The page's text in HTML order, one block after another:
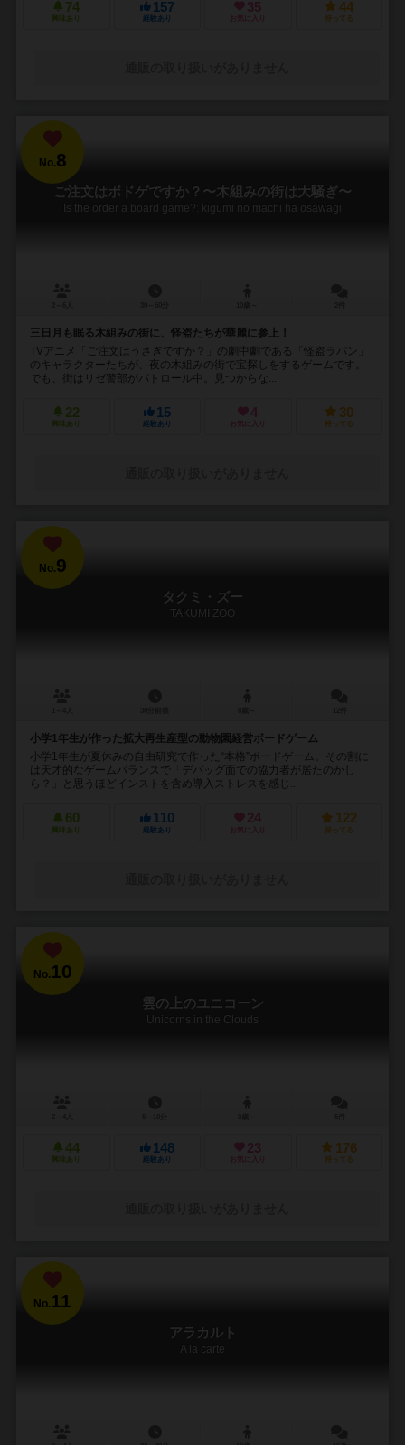
74
興味あり
157
経験あり
35
お気に入り
44
持ってる
No.8
ご注文はボドゲですか？〜木組みの街は大騒ぎ〜
Is the order a board game?: kigumi no machi ha osawagi
三日月も眠る木組みの街に、怪盗たちが華麗に参上！
TVアニメ「ご注文はうさぎですか？」の劇中劇である「怪盗ラパン」
のキャラクターたちが、夜の木組みの街で宝探しをするゲームです。
でも、街はリゼ警部がパトロール中。見つからな...
22
興味あり
15
経験あり
4
お気に入り
30
持ってる
No.9
タクミ・ズー
TAKUMI ZOO
小学1年生が作った拡大再生産型の動物園経営ボードゲーム
小学1年生が夏休みの自由研究で作った“本格”ボードゲーム。その割に
は天才的なゲームバランスで「デバッグ面での協力者が居たのかし
ら？」と思うほどインストを含め導入ストレスを感じ...
60
興味あり
110
経験あり
24
お気に入り
122
持ってる
No. 10
雲の上のユニコーン
Unicorns in the Clouds
44
興味あり
148
経験あり
23
お気に入り
176
持ってる
No.11
アラカルト
A la carte